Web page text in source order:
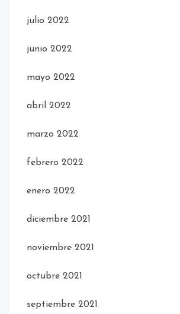
julio 2022
junio 2022
mayo 2022
abril 2022
marzo 2022
febrero 2022
enero 2022
diciembre 2021
noviembre 2021
octubre 2021
septiembre 2021